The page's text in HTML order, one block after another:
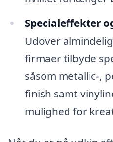
Specialeffekter
Udover
firmaer tilbyde
såsom metallic-,
finish samt
mulighed for